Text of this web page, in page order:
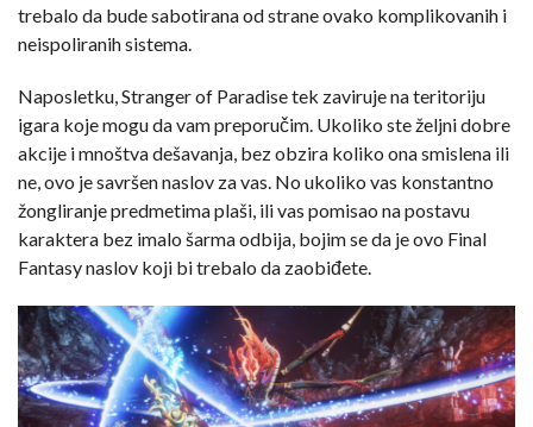
trebalo da bude sabotirana od strane ovako komplikovanih i
neispoliranih sistema.
Naposletku, Stranger of Paradise tek zaviruje na teritoriju
igara koje mogu da vam preporučim. Ukoliko ste željni dobre
akcije i mnoštva dešavanja, bez obzira koliko ona smislena ili
ne, ovo je savršen naslov za vas. No ukoliko vas konstantno
žongliranje predmetima plaši, ili vas pomisao na postavu
karaktera bez imalo šarma odbija, bojim se da je ovo Final
Fantasy naslov koji bi trebalo da zaobiđete.